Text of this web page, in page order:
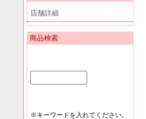
店舗詳細
商品検索
※キーワードを入れてください。